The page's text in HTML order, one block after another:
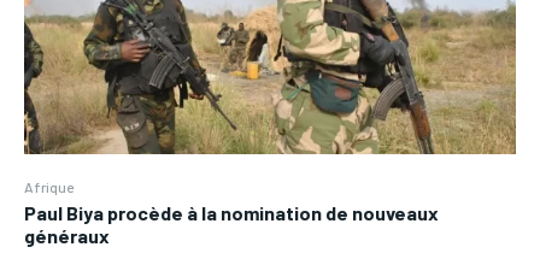
Afrique
Paul Biya procède à la nomination de nouveaux
généraux